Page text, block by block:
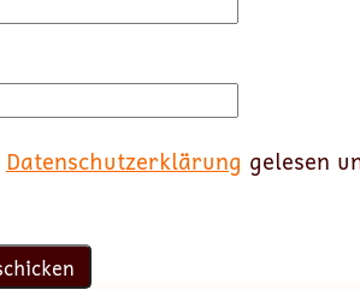
Datenschutzerklärung gelesen